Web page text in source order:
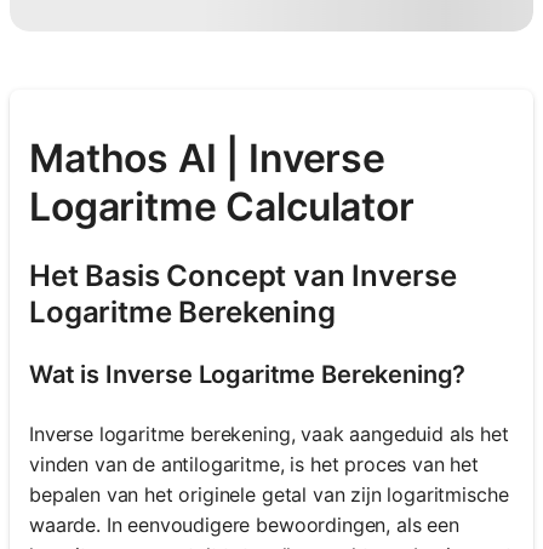
Mathos AI | Inverse
Logaritme Calculator
Het Basis Concept van Inverse
Logaritme Berekening
Wat is Inverse Logaritme Berekening?
Inverse logaritme berekening, vaak aangeduid als het
vinden van de antilogaritme, is het proces van het
bepalen van het originele getal van zijn logaritmische
waarde. In eenvoudigere bewoordingen, als een